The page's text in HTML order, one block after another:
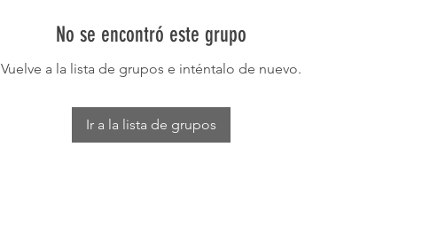
No se encontró este grupo
Vuelve a la lista de grupos e inténtalo de nuevo.
Ir a la lista de grupos